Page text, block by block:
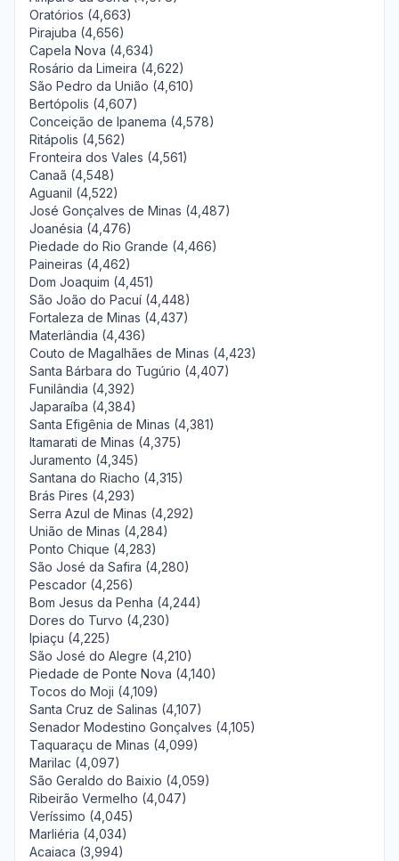
Oratórios (4,663)
Pirajuba (4,656)
Capela Nova (4,634)
Rosário da Limeira (4,622)
São Pedro da União (4,610)
Bertópolis (4,607)
Conceição de Ipanema (4,578)
Ritápolis (4,562)
Fronteira dos Vales (4,561)
Canaã (4,548)
Aguanil (4,522)
José Gonçalves de Minas (4,487)
Joanésia (4,476)
Piedade do Rio Grande (4,466)
Paineiras (4,462)
Dom Joaquim (4,451)
São João do Pacuí (4,448)
Fortaleza de Minas (4,437)
Materlândia (4,436)
Couto de Magalhães de Minas (4,423)
Santa Bárbara do Tugúrio (4,407)
Funilândia (4,392)
Japaraíba (4,384)
Santa Efigênia de Minas (4,381)
Itamarati de Minas (4,375)
Juramento (4,345)
Santana do Riacho (4,315)
Brás Pires (4,293)
Serra Azul de Minas (4,292)
União de Minas (4,284)
Ponto Chique (4,283)
São José da Safira (4,280)
Pescador (4,256)
Bom Jesus da Penha (4,244)
Dores do Turvo (4,230)
Ipiaçu (4,225)
São José do Alegre (4,210)
Piedade de Ponte Nova (4,140)
Tocos do Moji (4,109)
Santa Cruz de Salinas (4,107)
Senador Modestino Gonçalves (4,105)
Taquaraçu de Minas (4,099)
Marilac (4,097)
São Geraldo do Baixio (4,059)
Ribeirão Vermelho (4,047)
Veríssimo (4,045)
Marliéria (4,034)
Acaiaca (3,994)